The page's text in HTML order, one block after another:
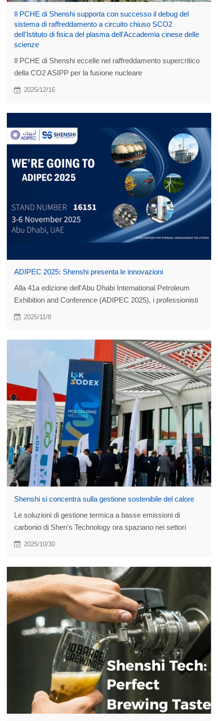
Il PCHE di Shenshi supporta con successo il debug del
sistema di raffreddamento a circuito chiuso SCO2
dell'Istituto di fisica del plasma dell'Accademia cinese delle
scienze
Il PCHE di Shenshi eccelle nel raffreddamento supercritico
della CO2 ASIPP per la fusione nucleare
2025/12/16
ADIPEC 2025: Shenshi presenta le innovazioni
Alla 41a edizione dell'Abu Dhabi International Petroleum
Exhibition and Conference (ADIPEC 2025), i professionisti
del settore energetico mondiale si sono riuniti per discutere
"Energia · Intelligenza · Impatto".
2025/11/8
Shenshi si concentra sulla gestione sostenibile del calore
Le soluzioni di gestione termica a basse emissioni di
carbonio di Shen's Technology ora spaziano nei settori
aerospaziale, navale offshore, dell'energia a idrogeno e
evolversi di pari passo con le esigenze dei clienti globali.
2025/10/30